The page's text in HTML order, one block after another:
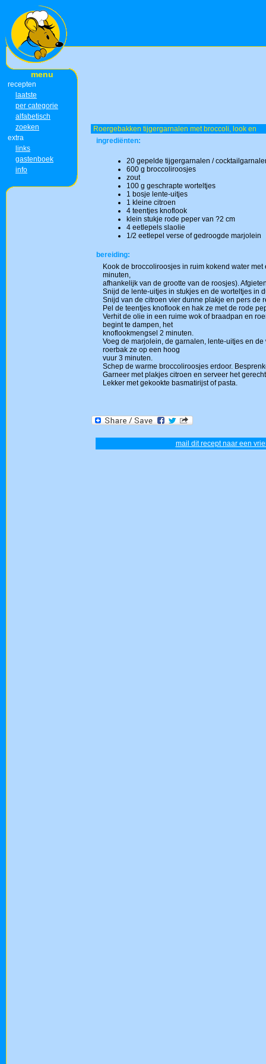
menu
recepten
laatste
per categorie
alfabetisch
zoeken
extra
links
gastenboek
info
Roergebakken tijgergarnalen met broccoli, look en
ingrediënten:
20 gepelde tijgergarnalen /
600 g broccoliroosjes
zout
100 g geschrapte worteltjes
1 bosje lente-uitjes
1 kleine citroen
4 teentjes knoflook
klein stukje rode peper van ?2 cm
4 eetlepels slaolie
1/2 eetlepel verse of gedroogde marjolein
bereiding:
Kook de broccoliroosjes in ruim kokend water
minuten,
afhankelijk van de grootte van de roosjes).
Snijd de lente-uitjes in stukjes en de worteltjes in
Snijd van de citroen vier dunne plakje en pers de
Pel de teentjes knoflook en hak ze met de rode
Verhit de olie in een ruime wok of braadpan en
begint te dampen, het
knoflookmengsel 2 minuten.
Voeg de marjolein, de garnalen, lente-uitjes en
roerbak ze op een hoog
vuur 3 minuten.
Schep de warme broccoliroosjes erdoor.
Garneer met plakjes citroen en serveer het
Lekker met gekookte basmatirijst of pasta.
mail dit recept naar een